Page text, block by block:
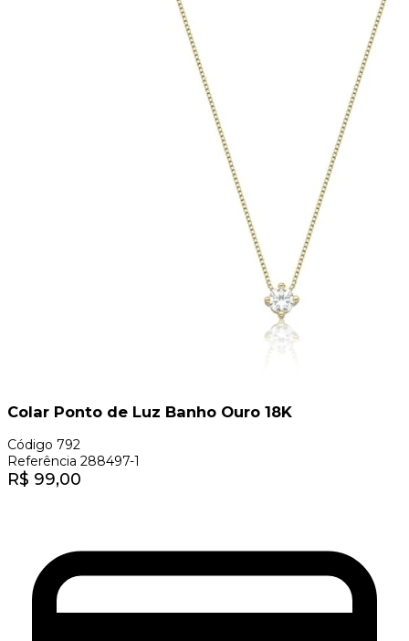
Colar Ponto de Luz Banho Ouro 18K
Código 792
Referência 288497-1
R$ 99,00